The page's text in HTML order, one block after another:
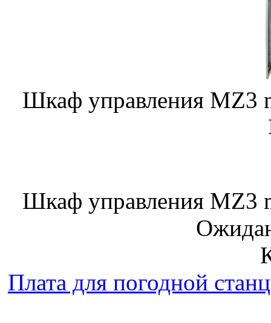
Шкаф управления
Шкаф управления
Плата для погодной